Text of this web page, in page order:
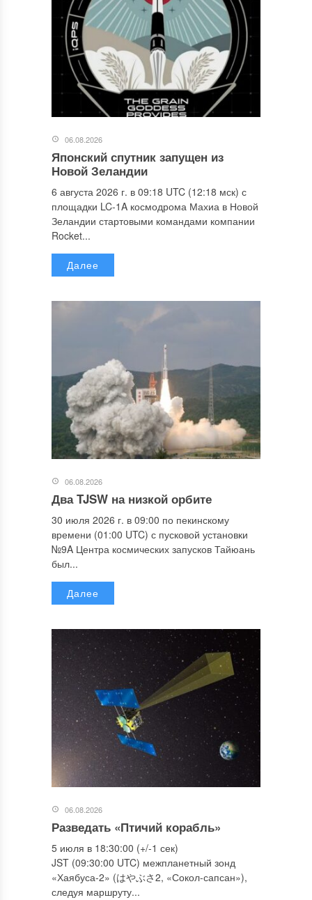
06.08.2026
Японский спутник запущен из
Новой Зеландии
6 августа 2026 г. в 09:18 UTC (12:18 мск) с
площадки LC-1A космодрома Махиа в Новой
Зеландии стартовыми командами компании
Rocket...
Далее
06.08.2026
Два TJSW на низкой орбите
30 июля 2026 г. в 09:00 по пекинскому
времени (01:00 UTC) с пусковой установки
№9A Центра космических запусков Тайюань
был...
Далее
06.08.2026
Разведать «Птичий корабль»
5 июля в 18:30:00 (+/-1 сек)
JST (09:30:00 UTC) межпланетный зонд
«Хаябуса-2» (はやぶさ2, «Сокол-сапсан»),
следуя маршруту...